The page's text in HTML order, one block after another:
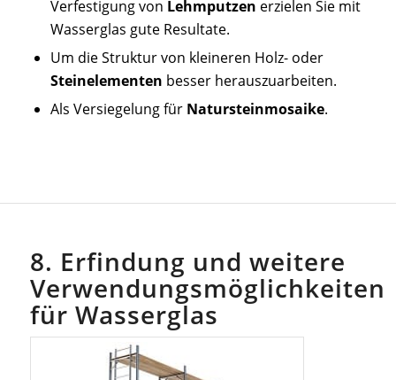
Verfestigung von Lehmputzen erzielen Sie mit
Wasserglas gute Resultate.
Um die Struktur von kleineren Holz- oder
Steinelementen besser herauszuarbeiten.
Als Versiegelung für Natursteinmosaike.
8. Erfindung und weitere
Verwendungsmöglichkeiten
für Wasserglas